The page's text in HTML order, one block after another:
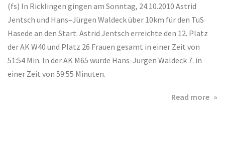
(fs) In Ricklingen gingen am Sonntag, 24.10.2010 Astrid
Jentsch und Hans–Jürgen Waldeck über 10km für den TuS
Hasede an den Start. Astrid Jentsch erreichte den 12. Platz
der AK W40 und Platz 26 Frauen gesamt in einer Zeit von
51:54 Min. In der AK M65 wurde Hans-Jürgen Waldeck 7. in
einer Zeit von 59:55 Minuten.
Read more